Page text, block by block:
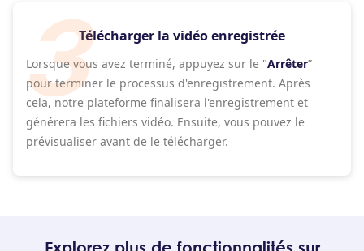
Télécharger la vidéo enregistrée
Lorsque vous avez terminé, appuyez sur le "Arrêter”
pour terminer le processus d'enregistrement. Après
cela, notre plateforme finalisera l'enregistrement et
générera les fichiers vidéo. Ensuite, vous pouvez le
prévisualiser avant de le télécharger.
Explorez plus de fonctionnalités sur